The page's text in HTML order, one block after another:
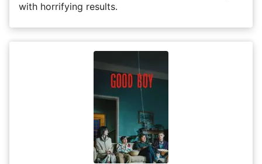
with horrifying results.